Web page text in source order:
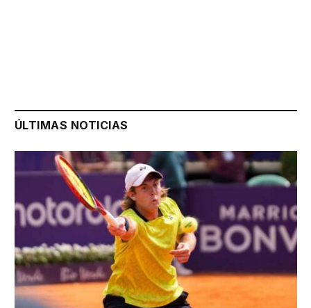
ÚLTIMAS NOTICIAS